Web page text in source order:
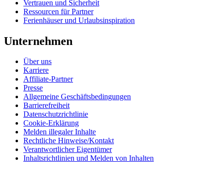
Vertrauen und Sicherheit
Ressourcen für Partner
Ferienhäuser und Urlaubsinspiration
Unternehmen
Über uns
Karriere
Affiliate-Partner
Presse
Allgemeine Geschäftsbedingungen
Barrierefreiheit
Datenschutzrichtlinie
Cookie-Erklärung
Melden illegaler Inhalte
Rechtliche Hinweise/Kontakt
Verantwortlicher Eigentümer
Inhaltsrichtlinien und Melden von Inhalten